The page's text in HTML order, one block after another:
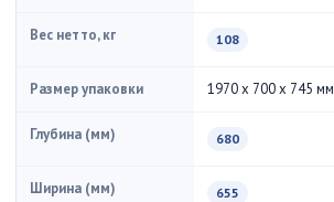
Вес нетто, кг 108
Размер упаковки 1970 x 700 x 745 мм
Глубина (мм) 680
Ширина (мм) 655